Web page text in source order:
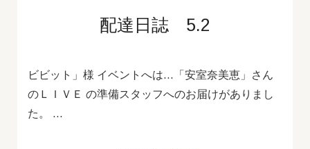
配達日誌 5.2
ビビット」様 イベントへは…「安室奈美恵」さん
のＬＩＶＥ の準備スタッフへのお届けがありまし
た。 …